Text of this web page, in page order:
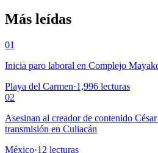
Más leídas
01
Inicia paro laboral en Complejo
Playa del Carmen·1,996 lecturas
02
Asesinan al creador de contenido
transmisión en Culiacán
México·12 lecturas